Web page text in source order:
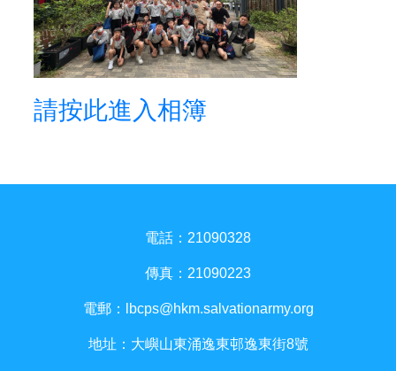
請按此進入相簿
電話：21090328
傳真：21090223
電郵： lbcps@hkm.salvationarmy.org
地址：大嶼山東涌逸東邨逸東街8號